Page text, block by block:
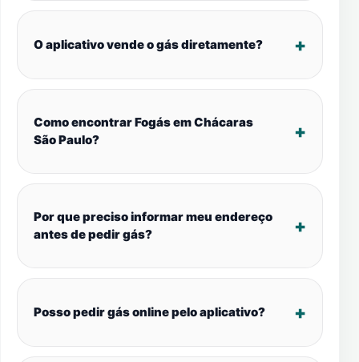
O aplicativo vende o gás diretamente?
Como encontrar Fogás em Chácaras
São Paulo?
Por que preciso informar meu endereço
antes de pedir gás?
Posso pedir gás online pelo aplicativo?